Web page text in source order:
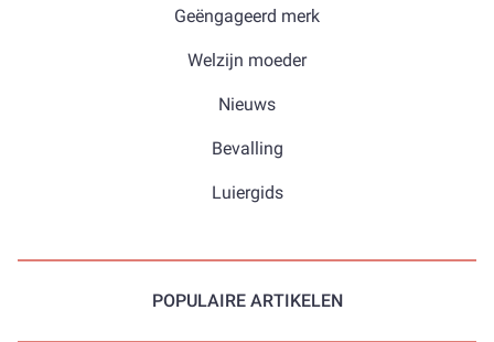
Geëngageerd merk
Welzijn moeder
Nieuws
Bevalling
Luiergids
POPULAIRE ARTIKELEN